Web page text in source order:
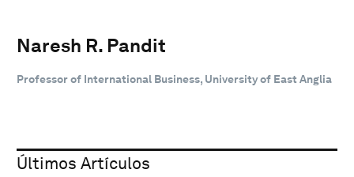
Naresh R. Pandit
Professor of International Business, University of East Anglia
Últimos Artículos